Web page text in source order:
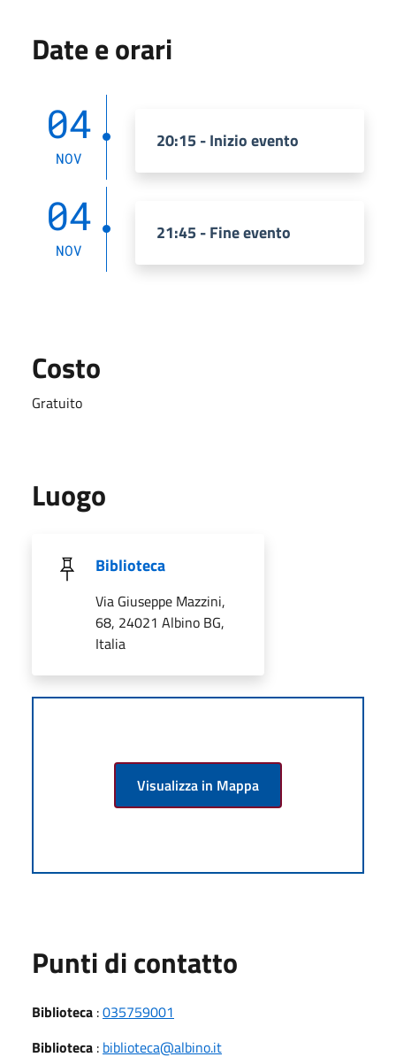
Date e orari
04
NOV
20:15 - Inizio evento
04
NOV
21:45 - Fine evento
Costo
Gratuito
Luogo
Biblioteca
Via Giuseppe Mazzini,
68, 24021 Albino BG,
Italia
Visualizza in Mappa
Punti di contatto
Biblioteca :035759001
Biblioteca : biblioteca@albino.it